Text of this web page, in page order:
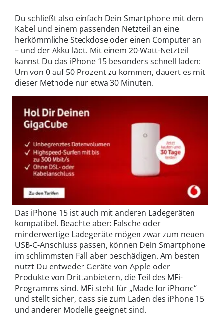
Du schließt also einfach Dein Smartphone mit dem
Kabel und einem passenden Netzteil an eine
herkömmliche Steckdose oder einen Computer an
– und der Akku lädt. Mit einem 20-Watt-Netzteil
kannst Du das iPhone 15 besonders schnell laden:
Um von 0 auf 50 Prozent zu kommen, dauert es mit
dieser Methode nur etwa 30 Minuten.
Das iPhone 15 ist auch mit anderen Ladegeräten
kompatibel. Beachte aber: Falsche oder
minderwertige Ladegeräte mögen zwar zum neuen
USB-C-Anschluss passen, können Dein Smartphone
im schlimmsten Fall aber beschädigen. Am besten
nutzt Du entweder Geräte von Apple oder
Produkte von Drittanbietern, die Teil des MFi-
Programms sind. MFi steht für „Made for iPhone“
und stellt sicher, dass sie zum Laden des iPhone 15
und anderer Modelle geeignet sind.